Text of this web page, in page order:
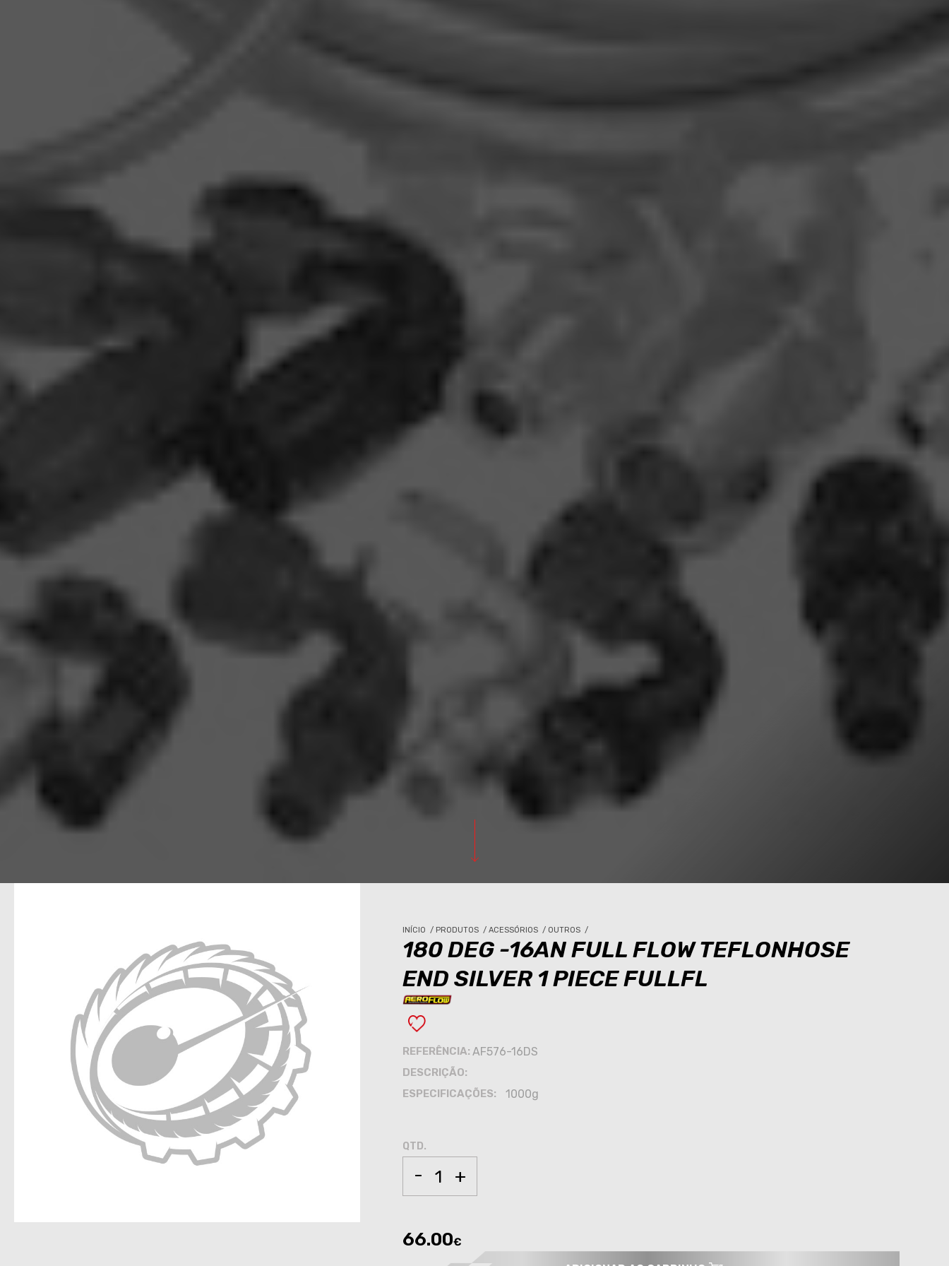
INÍCIO / PRODUTOS / ACESSÓRIOS / OUTROS /
180 DEG -16AN FULL FLOW TEFLONHOSE
END SILVER 1 PIECE FULLFL
REFERÊNCIA: AF576-16DS
DESCRIÇÃO:
ESPECIFICAÇÕES:
1000g
QTD.
- +
66.00€